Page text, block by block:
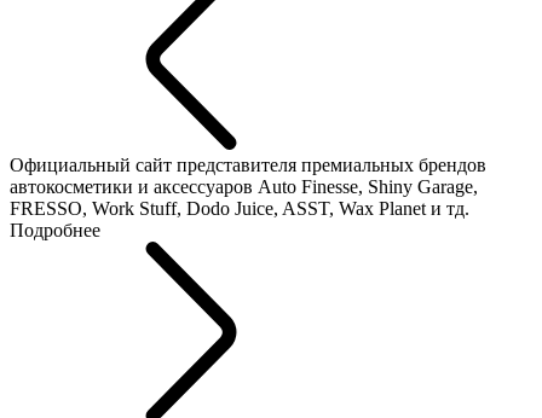
Официальный сайт представителя премиальных брендов
автокосметики и аксессуаров Auto Finesse, Shiny Garage,
FRESSO, Work Stuff, Dodo Juice, ASST, Wax Planet и тд.
Подробнее